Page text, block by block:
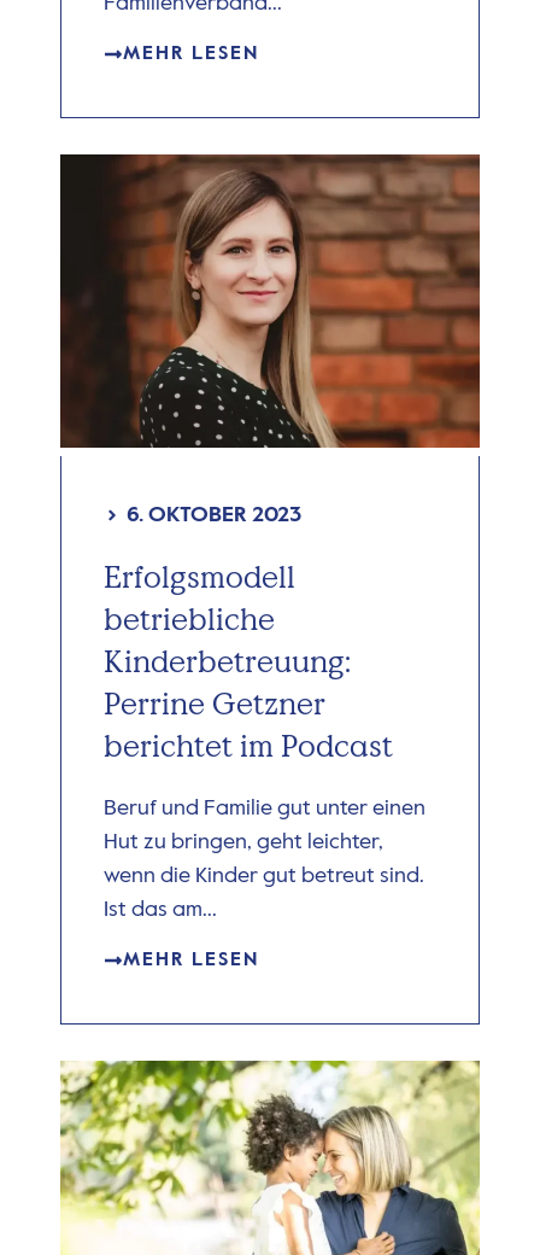
MEHR LESEN
6. OKTOBER 2023
Erfolgsmodell
betriebliche
Kinderbetreuung:
Perrine Getzner
berichtet im Podcast
Beruf und Familie gut unter einen
Hut zu bringen, geht leichter,
wenn die Kinder gut betreut sind.
Ist das am...
MEHR LESEN